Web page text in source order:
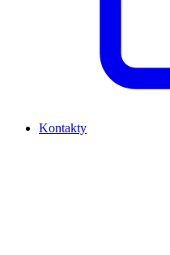
Kontakty